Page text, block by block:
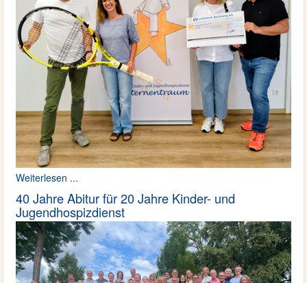
Weiterlesen ...
40 Jahre Abitur für 20 Jahre Kinder- und
Jugendhospizdienst